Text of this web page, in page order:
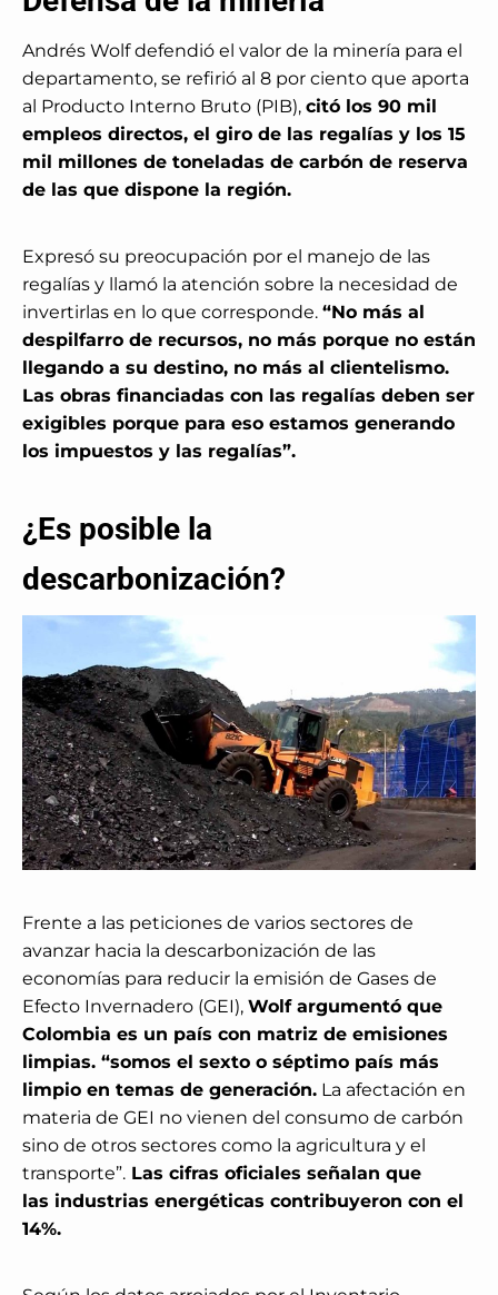
Andrés Wolf defendió el valor de la minería para el
departamento, se refirió al 8 por ciento que aporta
al Producto Interno Bruto (PIB), citó los 90 mil
empleos directos, el giro de las regalías y los 15
mil millones de toneladas de carbón de reserva
de las que dispone la región.
Expresó su preocupación por el manejo de las
regalías y llamó la atención sobre la necesidad de
invertirlas en lo que corresponde. “No más al
despilfarro de recursos, no más porque no están
llegando a su destino, no más al clientelismo.
Las obras financiadas con las regalías deben ser
exigibles porque para eso estamos generando
los impuestos y las regalías”.
¿Es posible la
descarbonización?
Frente a las peticiones de varios sectores de
avanzar hacia la descarbonización de las
economías para reducir la emisión de Gases de
Efecto Invernadero (GEI), Wolf argumentó que
Colombia es un país con matriz de emisiones
limpias. “somos el sexto o séptimo país más
limpio en temas de generación. La afectación en
materia de GEI no vienen del consumo de carbón
sino de otros sectores como la agricultura y el
transporte”. Las cifras oficiales señalan que
las industrias energéticas contribuyeron con el
14%.